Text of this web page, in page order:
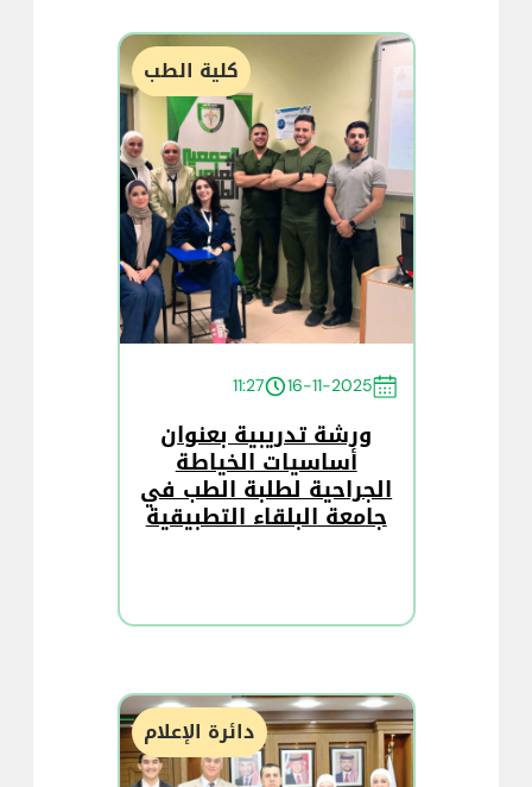
كلية الطب
16-11-2025
11:27
ورشة تدريبية بعنوان
أساسيات الخياطة
الجراحية لطلبة الطب في
جامعة البلقاء التطبيقية
دائرة الإعلام